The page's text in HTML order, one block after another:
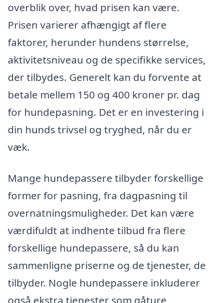
overblik over, hvad prisen kan være.
Prisen varierer afhængigt af flere
faktorer, herunder hundens størrelse,
aktivitetsniveau og de specifikke services,
der tilbydes. Generelt kan du forvente at
betale mellem 150 og 400 kroner pr. dag
for hundepasning. Det er en investering i
din hunds trivsel og tryghed, når du er
væk.
Mange hundepassere tilbyder forskellige
former for pasning, fra dagpasning til
overnatningsmuligheder. Det kan være
værdifuldt at indhente tilbud fra flere
forskellige hundepassere, så du kan
sammenligne priserne og de tjenester, de
tilbyder. Nogle hundepassere inkluderer
også ekstra tjenester som gåture,